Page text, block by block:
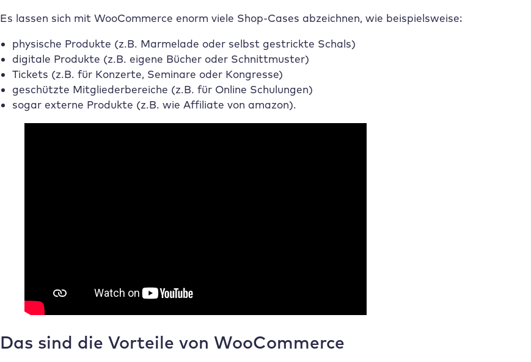
Es lassen sich mit WooCommerce enorm viele Shop-Cases abzeichnen, wie beispielsweise:
physische Produkte (z.B. Marmelade oder selbst gestrickte Schals)
digitale Produkte (z.B. eigene Bücher oder Schnittmuster)
Tickets (z.B. für Konzerte, Seminare oder Kongresse)
geschützte Mitgliederbereiche (z.B. für Online Schulungen)
sogar externe Produkte (z.B. wie Affiliate von amazon).
Das sind die Vorteile von WooCommerce